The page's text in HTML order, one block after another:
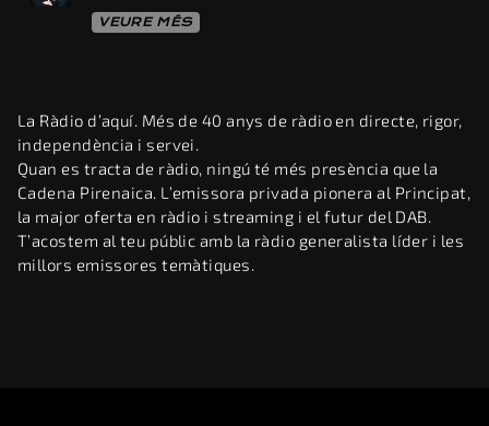
VEURE MÉS
La Ràdio d’aquí. Més de 40 anys de ràdio en directe, rigor,
independència i servei.
Quan es tracta de ràdio, ningú té més presència que la
Cadena Pirenaica. L’emissora privada pionera al Principat,
la major oferta en ràdio i streaming i el futur del DAB.
T’acostem al teu públic amb la ràdio generalista líder i les
millors emissores temàtiques.